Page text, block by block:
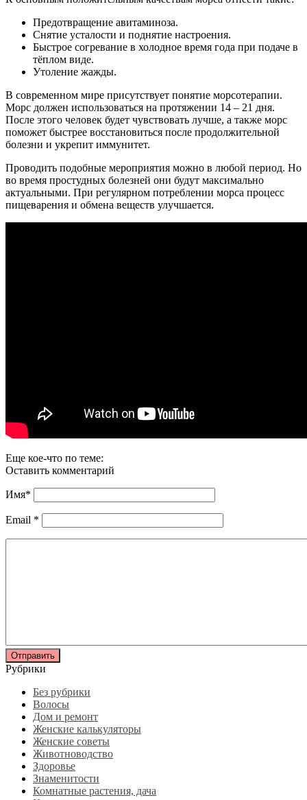
Предотвращение авитаминоза.
Снятие усталости и поднятие настроения.
Быстрое согревание в холодное время года при подаче в
тёплом виде.
Утоление жажды.
В современном мире присутствует понятие морсотерапии.
Морс должен использоваться на протяжении 14 – 21 дня.
После этого человек будет чувствовать лучше, а также морс
поможет быстрее восстановиться после продолжительной
болезни и укрепит иммунитет.
Проводить подобные мероприятия можно в любой период. Но
во время простудных болезней они будут максимально
актуальными. При регулярном потреблении морса процесс
пищеварения и обмена веществ улучшается.
Еще кое-что по теме:
Оставить комментарий
Имя*
Email *
Рубрики
Без рубрики
Волосы
Дом и ремонт
Женские калькуляторы
Женские советы
Животноводство
Здоровье
Знаменитости
Комнатные растения, дача